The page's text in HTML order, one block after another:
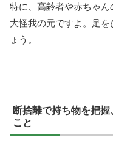
特に、高齢者や赤ちゃ
大怪我の元ですよ。足
ょう。
断捨離で持ち物を把
こと